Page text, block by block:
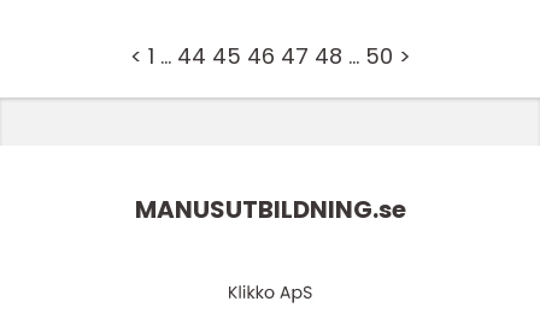
< 1 … 44 45 46 47 48 … 50 >
MANUSUTBILDNING.se